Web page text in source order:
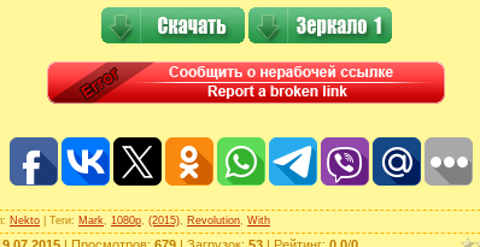
: Nekto Теги: Mark 1080p (2015) Revolution With